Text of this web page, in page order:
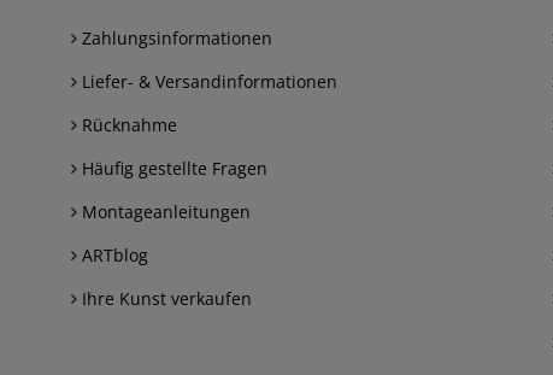
Zahlungsinformationen
Liefer- & Versandinformationen
Rücknahme
Häufig gestellte Fragen
Montageanleitungen
ARTblog
Ihre Kunst verkaufen